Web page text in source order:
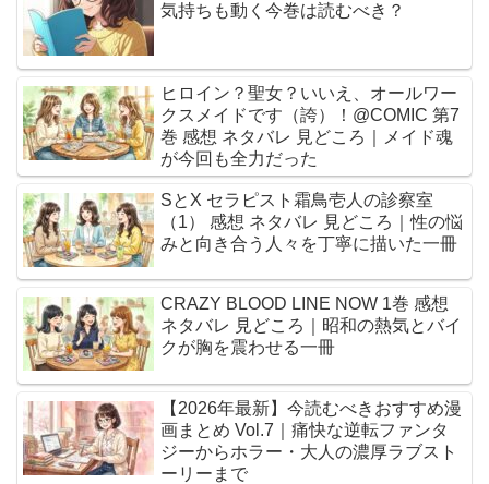
気持ちも動く今巻は読むべき？
ヒロイン？聖女？いいえ、オールワー
クスメイドです（誇）！@COMIC 第7
巻 感想 ネタバレ 見どころ｜メイド魂
が今回も全力だった
SとX セラピスト霜鳥壱人の診察室
（1） 感想 ネタバレ 見どころ｜性の悩
みと向き合う人々を丁寧に描いた一冊
CRAZY BLOOD LINE NOW 1巻 感想
ネタバレ 見どころ｜昭和の熱気とバイ
クが胸を震わせる一冊
【2026年最新】今読むべきおすすめ漫
画まとめ Vol.7｜痛快な逆転ファンタ
ジーからホラー・大人の濃厚ラブスト
ーリーまで